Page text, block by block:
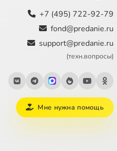
+7 (495) 722-92-79
fond@predanie.ru
support@predanie.ru
(техн.вопросы)
Мне нужна помощь